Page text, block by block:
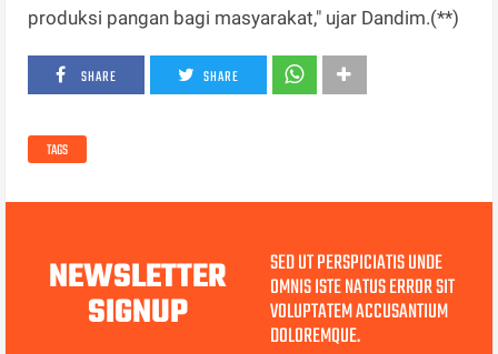
produksi pangan bagi masyarakat," ujar Dandim.(**)
SHARE SHARE
TAGS
NEWSLETTER
SIGNUP
SED UT PERSPICIATIS UNDE
OMNIS ISTE NATUS ERROR SIT
VOLUPTATEM ACCUSANTIUM
DOLOREMQUE.